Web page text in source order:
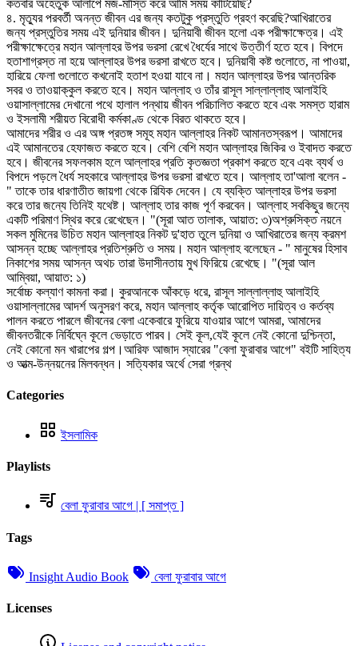
কতবার অহেতুক আলাপে মজ-মাস্তি করে আমি সময় কাটিয়েছি?
৪. মৃত্যুর পরবর্তী অনন্ত জীবন এর জন্য কতটুকু প্রস্তুতি গ্রহণ করেছি?আখিরাতের
জন্য প্রস্তুতির সময় এই দুনিয়ার জীবন। দুনিয়াবী জীবন হলো এক পরীক্ষাক্ষেত্র। এই
পরীক্ষাক্ষেত্রে মহান আল্লাহর উপর ভরসা রেখে ধৈর্যের সাথে উত্তীর্ণ হতে হবে। বিপদে
হতাশাগ্রস্ত না হয়ে আল্লাহর উপর ভরসা রাখতে হবে। দুনিয়াবী কষ্ট গুলোতে, না পাওয়া,
হারিয়ে ফেলা গুলোতে কখনোই হতাশ হওয়া যাবে না। মহান আল্লাহর উপর আন্তরিক
সবর ও তাওয়াক্কুল করতে হবে। মহান আল্লাহ ও তাঁর রাসূল সাল্লাল্লাহু আলাইহি
ওয়াসাল্লামের দেখানো পথে হালাল পন্থায় জীবন পরিচালিত করতে হবে এবং সমস্ত হারাম
ও ইসলামী শরীয়ত বিরোধী কর্মকাণ্ড থেকে বিরত থাকতে হবে।
আমাদের শরীর ও এর অঙ্গ প্রতঙ্গ সমূহ মহান আল্লাহর নিকট আমানতস্বরূপ। আমাদের
এই আমানতের হেফাজত করতে হবে। বেশি বেশি মহান আল্লাহর জিকির ও ইবাদত করতে
হবে। জীবনের সফলকাম হলে আল্লাহর প্রতি কৃতজ্ঞতা প্রকাশ করতে হবে এবং ব্যর্থ ও
বিপদে পড়লে ধৈর্য সহকারে আল্লাহর উপর ভরসা রাখতে হবে। আল্লাহ তা'আলা বলেন -
" তাকে তার ধারণাতীত জায়গা থেকে রিযিক দেবেন। যে ব্যক্তি আল্লাহর উপর ভরসা
করে তার জন্যে তিনিই যথেষ্ট। আল্লাহ তার কাজ পূর্ণ করবেন। আল্লাহ সবকিছুর জন্যে
একটি পরিমাণ স্থির করে রেখেছেন। "(সূরা আত তালাক, আয়াত: ৩)অশ্রুসিক্ত নয়নে
সকল মুমিনের উচিত মহান আল্লাহর নিকট দু'হাত তুলে দুনিয়া ও আখিরাতের জন্য ক্রমশ
আসন্ন হচ্ছে আল্লাহর প্রতিশ্রুতি ও সময়। মহান আল্লাহ বলেছেন - " মানুষের হিসাব
নিকাশের সময় আসন্ন অথচ তারা উদাসীনতায় মুখ ফিরিয়ে রেখেছে। "(সূরা আল
আম্বিয়া, আয়াত: ১)
সর্বোচ্চ কল্যাণ কামনা করা। কুরআনকে আঁকড়ে ধরে, রাসূল সাল্লাল্লাহু আলাইহি
ওয়াসাল্লামের আদর্শ অনুসরণ করে, মহান আল্লাহ কর্তৃক আরোপিত দায়িত্ব ও কর্তব্য
পালন করতে পারলে জীবনের বেলা একেবারে ফুরিয়ে যাওয়ার আগে আমরা, আমাদের
জীবনতরীকে নির্বিঘ্নে কূলে ভেড়াতে পারব। সেই কূল,যেই কূলে নেই কোনো দুশ্চিন্তা,
নেই কোনো মন খারাপের গল্প।আরিফ আজাদ স্যারের "বেলা ফুরাবার আগে" বইটি সাহিত্য
ও আত্ম-উন্নয়নের মিলবন্ধন। সত্যিকার অর্থে সেরা গ্রন্থ
Categories
ইসলামিক
Playlists
বেলা ফুরাবার আগে | [ সমাপ্ত ]
Tags
Insight Audio Book বেলা ফুরাবার আগে
Licenses